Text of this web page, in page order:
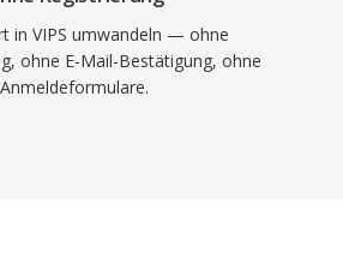
in VIPS umwandeln — ohne
ohne E-Mail-Bestätigung, ohne
Anmeldeformulare.